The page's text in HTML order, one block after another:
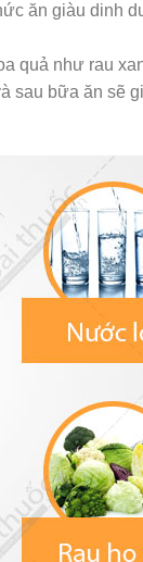
ăn giàu dinh
quả như rau
sau bữa ăn sẽ